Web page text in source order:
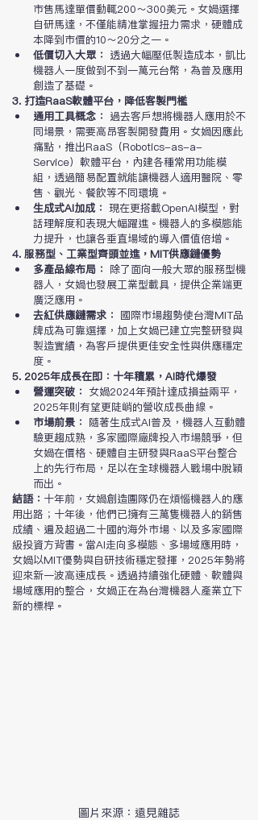
市售馬達單價動輒200～300美元。女媧選擇
自研馬達，不僅能精准掌握扭力需求，硬體成
本降到市價的10～20分之一。
低價切入大眾： 透過大幅壓低製造成本，凱比
機器人一度做到不到一萬元台幣，為普及應用
創造了基礎。
3. 打造RaaS軟體平台，降低客製門檻
通用工具概念： 過去客戶想將機器人應用於不
同場景，需要高昂客製開發費用。女媧因應此
痛點，推出RaaS（Robotics-as-a-
Service）軟體平台，內建各種常用功能模
組，透過簡易配置就能讓機器人適用醫院、零
售、觀光、餐飲等不同環境。
生成式AI加成： 現在更搭載OpenAI模型，對
話理解度和表現大幅躍進。機器人的多模態能
力提升，也讓各垂直場域的導入價值倍增。
4. 服務型、工業型齊頭並進，MIT供應鏈優勢
多產品線布局： 除了面向一般大眾的服務型機
器人，女媧也發展工業型載具，提供企業端更
廣泛應用。
去紅供應鏈需求： 國際市場趨勢使台灣MIT品
牌成為可靠選擇，加上女媧已建立完整研發與
製造實績，為客戶提供更佳安全性與供應穩定
度。
5. 2025年成長在即：十年積累，AI時代爆發
營運突破： 女媧2024年預計達成損益兩平，
2025年則有望更陡峭的營收成長曲線。
市場前景： 隨著生成式AI普及，機器人互動體
驗更趨成熟，多家國際廠牌投入市場競爭，但
女媧在價格、硬體自主研發與RaaS平台整合
上的先行布局，足以在全球機器人戰場中脫穎
而出。
結語： 十年前，女媧創造團隊仍在煩惱機器人的應
用出路；十年後，他們已擁有三萬隻機器人的銷售
成績、遍及超過二十國的海外市場、以及多家國際
級投資方背書。當AI走向多模態、多場域應用時，
女媧以MIT優勢與自研技術穩定發揮，2025年勢將
迎來新一波高速成長。透過持續強化硬體、軟體與
場域應用的整合，女媧正在為台灣機器人產業立下
新的標桿。
圖片來源：遠見雜誌